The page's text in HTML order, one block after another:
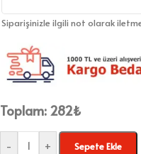
Siparişinizle ilgili not olarak
Toplam: 282₺
- + Sepete Ekle